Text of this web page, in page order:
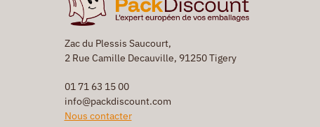
Zac du Plessis Saucourt,
2 Rue Camille Decauville, 91250 Tigery
01 71 63 15 00
info@packdiscount.com
Nous contacter